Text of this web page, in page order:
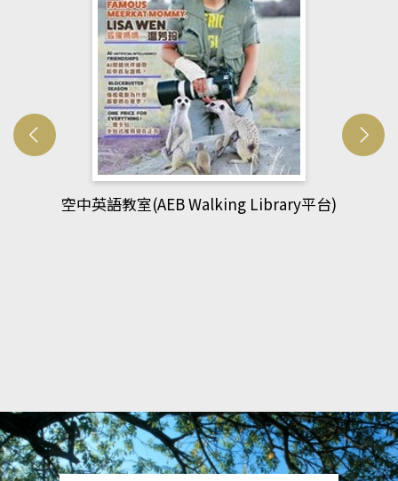
網管人(kono平台)